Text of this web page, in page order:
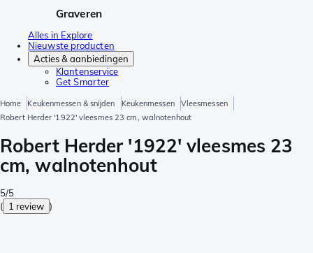
Graveren
Alles in Explore
Nieuwste producten
Acties & aanbiedingen
Klantenservice
Get Smarter
Home Keukenmessen & snijden Keukenmessen
Vleesmessen
Robert Herder '1922' vleesmes 23 cm, walnotenhout
Robert Herder '1922' vleesmes 23
cm, walnotenhout
5/5
( 1 review )